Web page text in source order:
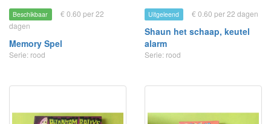
Beschikbaar
€ 0.60 per 22
dagen
Memory Spel
Serie: rood
Uitgeleend € 0.60 per 22 dagen
Shaun het schaap, keutel
alarm
Serie: rood